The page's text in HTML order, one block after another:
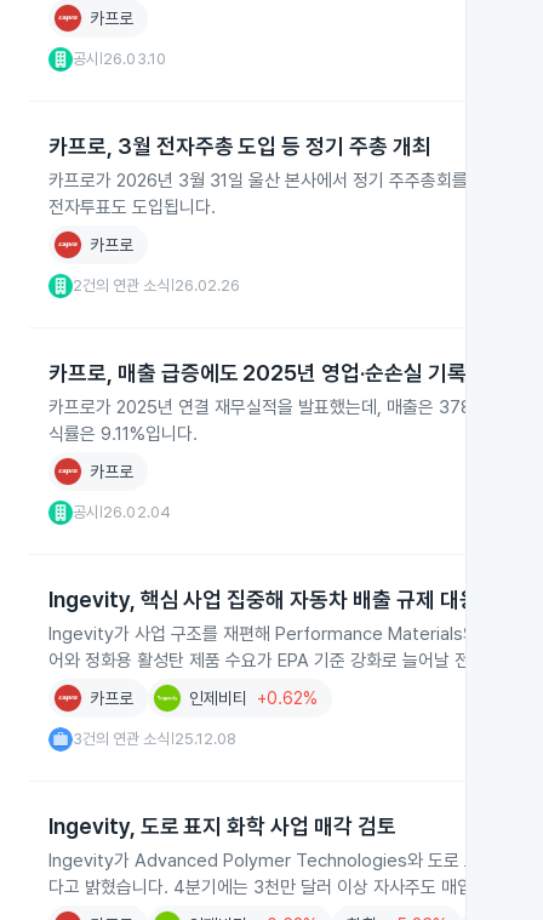
카프로
공시 26.03.10
카프로, 3월 전자주총 도입 등 정기 주총 개최
카프로가 2026년 3월 31일 울산 본사에서 정기 주주총회를 열고
전자투표도 도입됩니다.
카프로
2건의 연관 소식 26.02.26
카프로, 매출 급증에도 2025년 영업·순손실 기록
카프로가 2025년 연결 재무실적을 발표했는데, 매출은 378.40% 급
식률은 9.11%입니다.
카프로
공시 26.02.04
Ingevity, 핵심 사업 집중해 자동차 배출 규제 대응 강화
Ingevity가 사업 구조를 재편해 Performance Materials와
어와 정화용 활성탄 제품 수요가 EPA 기준 강화로 늘어날 전망입니다.
카프로 인제비티 +0.62%
3건의 연관 소식 25.12.08
Ingevity, 도로 표지 화학 사업 매각 검토
Ingevity가 Advanced Polymer Technologies와 도로 표지용 성능
다고 밝혔습니다. 4분기에는 3천만 달러 이상 자사주도 매입했습니다.